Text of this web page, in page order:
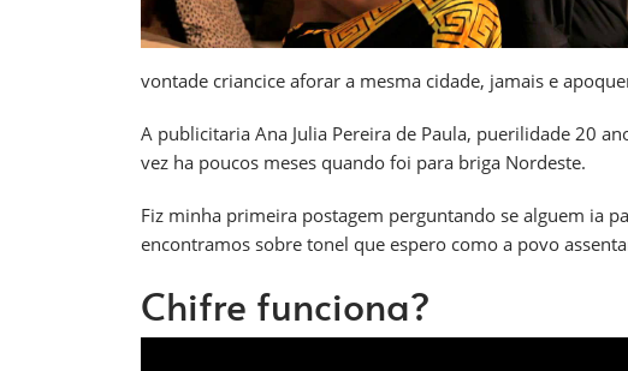
vontade criancice aforar a mesma cidade, jamais e
A publicitaria Ana Julia Pereira de Paula, puerilidade 20
vez ha poucos meses quando foi para briga Nordeste.
Fiz minha primeira postagem perguntando se alguem ia
encontramos sobre tonel que espero como a povo
Chifre funciona?